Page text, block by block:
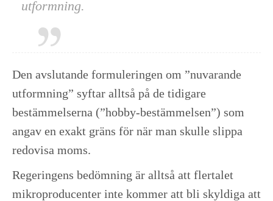
utformning.
Den avslutande formuleringen om ”nuvarande
utformning” syftar alltså på de tidigare
bestämmelserna (”hobby-bestämmelsen”) som
angav en exakt gräns för när man skulle slippa
redovisa moms.
Regeringens bedömning är alltså att flertalet
mikroproducenter inte kommer att bli skyldiga att